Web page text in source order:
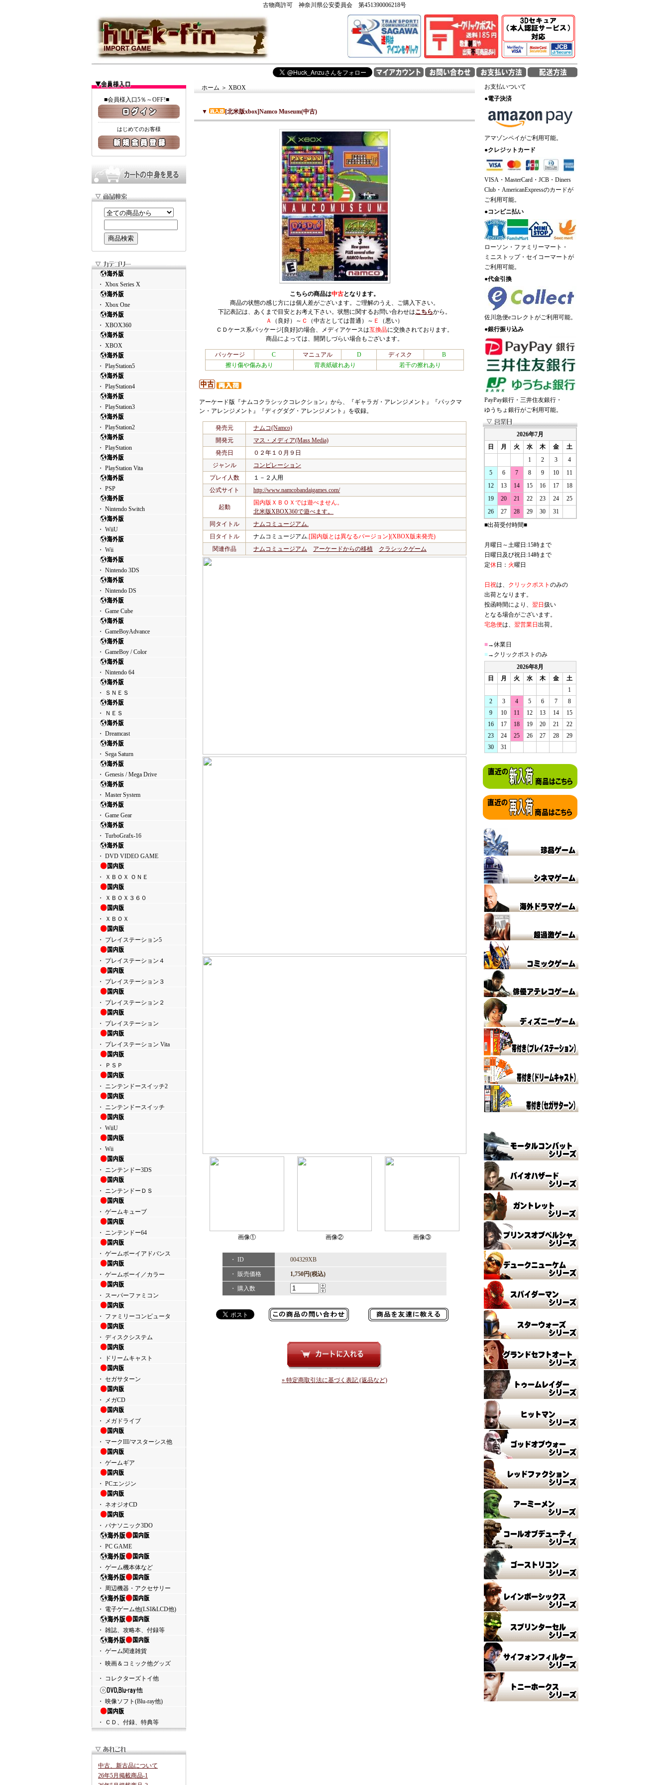
古物商許可 神奈川県公安委員会 第451390006218号
■会員様入口5％～OFF!■
はじめてのお客様
・ Xbox Series X
・ Xbox One
・ XBOX360
・ XBOX
・ PlayStation5
・ PlayStation4
・ PlayStation3
・ PlayStation2
・ PlayStation
・ PlayStation Vita
・ PSP
・ Nintendo Switch
・ WiiU
・ Wii
・ Nintendo 3DS
・ Nintendo DS
・ Game Cube
・ GameBoyAdvance
・ GameBoy / Color
・ Nintendo 64
・ ＳＮＥＳ
・ ＮＥＳ
・ Dreamcast
・ Sega Saturn
・ Genesis / Mega Drive
・ Master System
・ Game Gear
・ TurboGrafx-16
・ DVD VIDEO GAME
・ ＸＢＯＸ ＯＮＥ
・ ＸＢＯＸ３６０
・ ＸＢＯＸ
・ プレイステーション5
・ プレイステーション４
・ プレイステーション３
・ プレイステーション２
・ プレイステーション
・ プレイステーション Vita
・ ＰＳＰ
・ ニンテンドースイッチ2
・ ニンテンドースイッチ
・ WiiU
・ Wii
・ ニンテンドー3DS
・ ニンテンドーＤＳ
・ ゲームキューブ
・ ニンテンドー64
・ ゲームボーイアドバンス
・ ゲームボーイ／カラー
・ スーパーファミコン
・ ファミリーコンピュータ
・ ディスクシステム
・ ドリームキャスト
・ セガサターン
・ メガCD
・ メガドライブ
・ マークIII/マスターシス他
・ ゲームギア
・ PCエンジン
・ ネオジオCD
・ パナソニック3DO
・ PC GAME
・ ゲーム機本体など
・ 周辺機器・アクセサリー
・ 電子ゲーム他(LSI&LCD他)
・ 雑誌、攻略本、付録等
・ ゲーム関連雑貨
・ 映画＆コミック他グッズ
・ コレクターズトイ他
・ 映像ソフト(Blu-ray他)
・ ＣＤ、付録、特典等
中古、新古品について
26年5月掲載商品-1
ホーム ＞ XBOX
▼ [北米版xbox]Namco Museum(中古)
こちらの商品は中古となります。
商品の状態の感じ方には個人差がございます。ご理解のうえ、ご購入下さい。
下記表記は、あくまで目安とお考え下さい。状態に関するお問い合わせはこちらから。
Ａ
（良好）～ Ｃ （中古としては普通）～ Ｅ
（悪い）
ＣＤケース系パッケージ[良好]の場合、メディアケースは互換品に交換されております。
商品によっては、開閉しづらい場合もございます。
パッケージ C マニュアル D ディスク
B
擦り傷や傷みあり
背表紙破れあり 若干の擦れあり
アーケード版『ナムコクラシックコレクション』から、『ギャラガ・アレンジメント』『パックマ
ン・アレンジメント』『ディグダグ・アレンジメント』を収録。
発売元
ナムコ(Namco)
開発元
マス・メディア(Mass Media)
発売日
０２年１０月９日
ジャンル
コンピレーション
プレイ人数
１－２人用
公式サイト
http://www.namcobandaigames.com/
起動
国内版ＸＢＯＸでは遊べません。
北米版XBOX360で遊べます。
同タイトル
ナムコミュージアム.
日タイトル
ナムコミュージアム.[国内版とは異なるバージョン](XBOX版未発売)
関連作品
ナムコミュージアム アーケードからの移植 クラシックゲーム
画像① 画像② 画像③
・ ID 004329XB
・ 販売価格 1,750円(税込)
・ 購入数
» 特定商取引法に基づく表記 (返品など)
お支払いついて
●電子決済
アマゾンペイがご利用可能。
●クレジットカード
VISA・MasterCard・JCB・Diners
Club・AmericanExpressのカードが
ご利用可能。
●コンビニ払い
ローソン・ファミリーマート・
ミニストップ・セイコーマートが
ご利用可能。
●代金引換
佐川急便eコレクトがご利用可能。
●銀行振り込み
PayPay銀行・三井住友銀行・
ゆうちょ銀行がご利用可能。
2026年7月
日
月 火 水 木 金
土
1
2 3
4
5
6 7 8 9 10
11
12
13 14 15 16 17
18
19
20 21 22 23 24
25
26
27 28 29 30
31
■出荷受付時間■
月曜日～土曜日:15時まで
日曜日及び祝日:14時まで
定休日： 火曜日
日祝は、 クリックポスト のみの
出荷となります。
投函時間により、 翌日 扱い
となる場合がございます。
宅急便は、 翌営業日 出荷。
■→休業日
■→クリックポストのみ
2026年8月
日
月 火 水 木 金
土
1
2
3 4 5 6 7
8
9
10 11 12 13 14
15
16
17 18 19 20 21
22
23
24 25 26 27 28
29
30
31